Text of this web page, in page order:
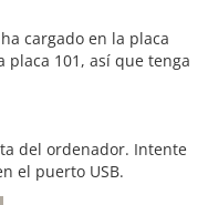
cargado en la placa
placa 101, así que tenga
del ordenador. Intente
el puerto USB.